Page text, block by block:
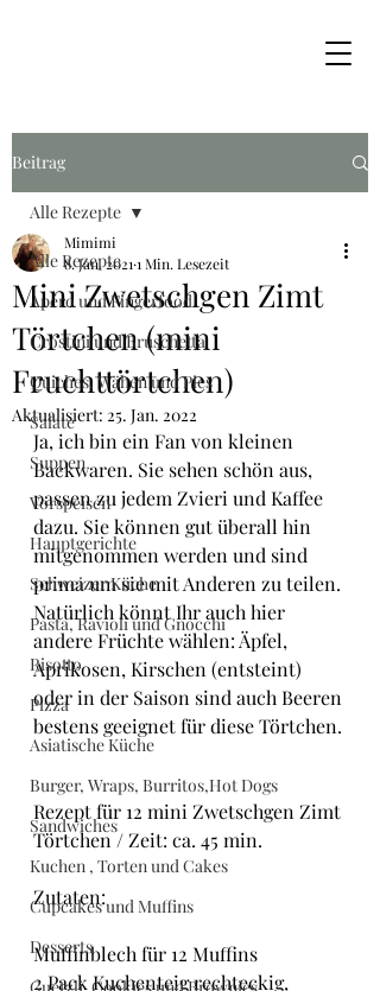
Beitrag
Alle Rezepte
Apéro und Fingerfood
Crostini und Bruschetta
Quiches, Wähen und Pies
Salate
Suppen
Vorspeisen
Hauptgerichte
Schweizer Küche
Pasta, Ravioli und Gnocchi
Risotto
Pizza
Asiatische Küche
Burger, Wraps, Burritos,Hot Dogs
Sandwiches
Kuchen , Torten und Cakes
Cupcakes und Muffins
Desserts
Alle Rezepte
Mini Zwetschgen Zimt
Törtchen (mini
Fruchttörtchen)
Mimimi
8. Jan. 2021 1 Min. Lesezeit
Aktualisiert: 25. Jan. 2022
Ja, ich bin ein Fan von kleinen
Backwaren. Sie sehen schön aus,
passen zu jedem Zvieri und Kaffee
dazu. Sie können gut überall hin
mitgenommen werden und sind
prima um sie mit Anderen zu teilen.
Natürlich könnt Ihr auch hier
andere Früchte wählen: Äpfel,
Aprikosen, Kirschen (entsteint)
oder in der Saison sind auch Beeren
bestens geeignet für diese Törtchen.
Rezept für 12 mini Zwetschgen Zimt
Törtchen / Zeit: ca. 45 min.
Zutaten:
Muffinblech für 12 Muffins
2 Pack Kuchenteig rechteckig,